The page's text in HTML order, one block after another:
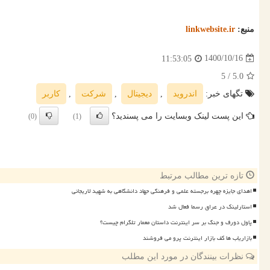
منبع: linkwebsite.ir
1400/10/16
11:53:05
5.0
/ 5
تگهای خبر:
اندروید , دیجیتال , شركت , كاربر
این پست لینک وبسایت را می پسندید؟ (1)
(0)
تازه ترین مطالب مرتبط
اهدای جایزه چهره برجسته علمی و فرهنگی جهاد دانشگاهی به شهید لاریجانی
استارلینک در عراق رسما فعال شد
پاول دورف و جنگ بر سر اینترنت داستان معمار تلگرام چیست؟
بازاریاب ها کف بازار اینترنت پرو می فروشند
نظرات بینندگان در مورد این مطلب